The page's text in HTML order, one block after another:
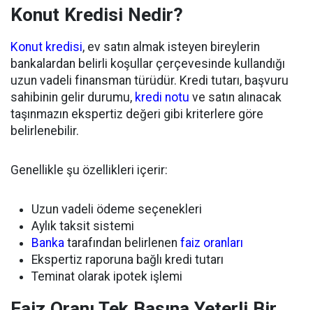
Konut Kredisi Nedir?
Konut kredisi, ev satın almak isteyen bireylerin
bankalardan belirli koşullar çerçevesinde kullandığı
uzun vadeli finansman türüdür. Kredi tutarı, başvuru
sahibinin gelir durumu, kredi notu ve satın alınacak
taşınmazın ekspertiz değeri gibi kriterlere göre
belirlenebilir.
Genellikle şu özellikleri içerir:
Uzun vadeli ödeme seçenekleri
Aylık taksit sistemi
Banka tarafından belirlenen faiz oranları
Ekspertiz raporuna bağlı kredi tutarı
Teminat olarak ipotek işlemi